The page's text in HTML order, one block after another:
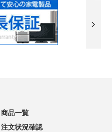
商品一覧
注文状況確認